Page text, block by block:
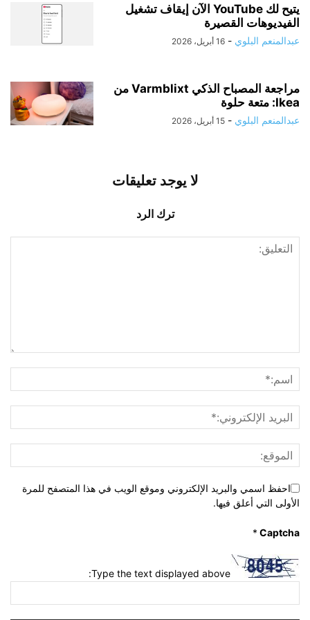
يتيح لك YouTube الآن إيقاف تشغيل
الفيديوهات القصيرة
عبدالمنعم البلوي - 16 أبريل، 2026
مراجعة المصباح الذكي Varmblixt من
Ikea: متعة حلوة
عبدالمنعم البلوي - 15 أبريل، 2026
لا يوجد تعليقات
ترك الرد
احفظ اسمي والبريد الإلكتروني وموقع الويب في هذا المتصفح للمرة
الأولى التي أعلق فيها.
Captcha
*
Type the text displayed above: